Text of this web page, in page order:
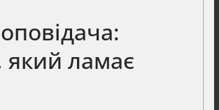
який ламає